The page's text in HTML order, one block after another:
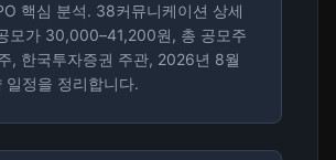
핵심 분석. 38커뮤니케이션 상세
모가 30,000–41,200원, 총 공모주
, 한국투자증권 주관, 2026년 8월
일정을 정리합니다.